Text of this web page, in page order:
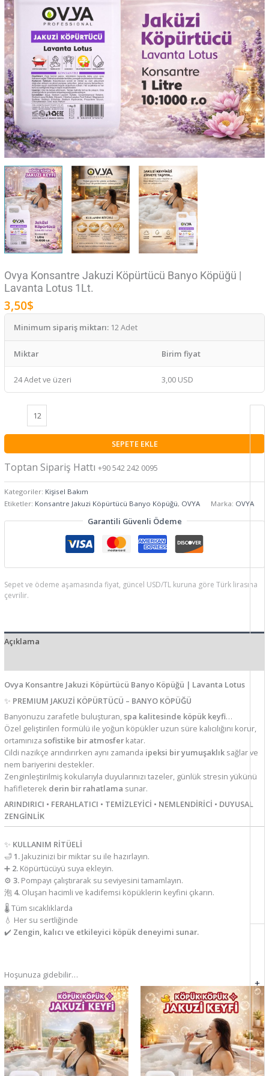
Ovya Konsantre Jakuzi Köpürtücü Banyo Köpüğü |
Lavanta Lotus 1Lt.
3,50$
Minimum sipariş miktarı:12 Adet
Miktar Birim fiyat
24 Adet ve üzeri 3,00 USD
+
SEPETE EKLE
Toptan Sipariş Hattı +90 542 242 0095
Kategoriler: Kişisel Bakım
Etiketler: Konsantre Jakuzi Köpürtücü Banyo Köpüğü, OVYA Marka: OVYA
Garantili Güvenli Ödeme
Sepet ve ödeme aşamasında fiyat, güncel USD/TL kuruna göre Türk lirasına
çevrilir.
Açıklama
Ovya Konsantre Jakuzi Köpürtücü Banyo Köpüğü | Lavanta Lotus
✨ PREMIUM JAKUZİ KÖPÜRTÜCÜ – BANYO KÖPÜĞÜ
Banyonuzu zarafetle buluşturan,spa kalitesinde köpük keyfi…
Özel geliştirilen formülü ile yoğun köpükler uzun süre kalıcılığını korur,
ortamınıza sofistike bir atmosferkatar.
Cildi nazikçe arındırırken aynı zamanda ipeksi bir yumuşaklıksağlar ve
nem bariyerini destekler.
Zenginleştirilmiş kokularıyla duyularınızı tazeler, günlük stresin yükünü
hafifleterek derin bir rahatlama sunar.
ARINDIRICI • FERAHLATICI • TEMİZLEYİCİ • NEMLENDİRİCİ • DUYUSAL
ZENGİNLİK
✨ KULLANIM RİTÜELİ
🛁 1.Jakuzinizi bir miktar su ile hazırlayın.
➕ 2.Köpürtücüyü suya ekleyin.
⚙️ 3.Pompayı çalıştırarak su seviyesini tamamlayın.
泡 4.Oluşan hacimli ve kadifemsi köpüklerin keyfini çıkarın.
🌡️ Tüm sıcaklıklarda
💧 Her su sertliğinde
✔️ Zengin, kalıcı ve etkileyici köpük deneyimi sunar.
Hoşunuza gidebilir…